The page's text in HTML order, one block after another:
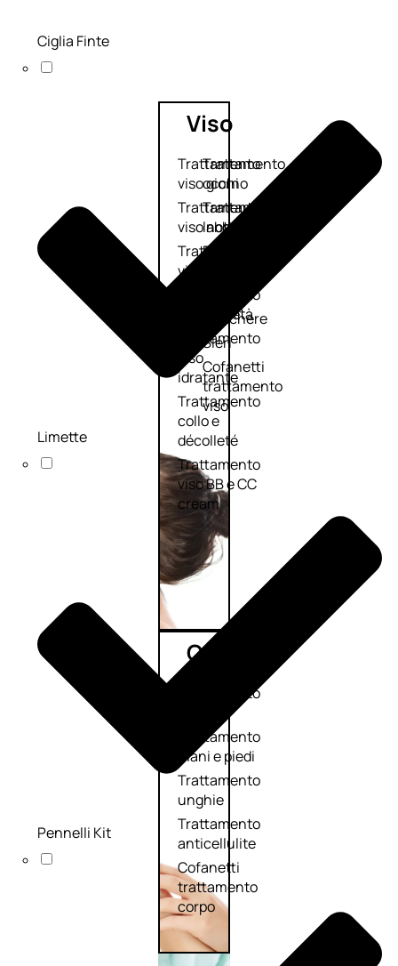
Viso
Trattamento
viso giorno
Trattamento
viso notte
Trattamento
viso 24 ore
Trattamento
viso antietà
Trattamento
viso
idratante
Trattamento
collo e
décolleté
Trattamento
viso BB e CC
cream
Trattamento
occhi
Trattamento
labbra
Detergenti
Maschere
Sieri
Cofanetti
trattamento
viso
Corpo
Trattamento
Trattamento
mani e piedi
Trattamento
unghie
Trattamento
anticellulite
Cofanetti
trattamento
corpo
Ciglia Finte
Limette
Pennelli Kit